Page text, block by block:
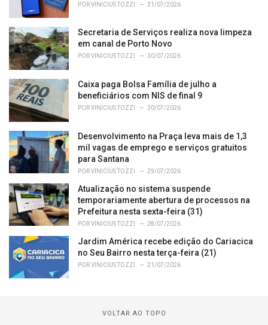
:
PORVINICIUS TOZZI 31/07/2026
Secretaria de Serviços realiza nova limpeza
em canal de Porto Novo
PORVINICIUS TOZZI 30/07/2026
Caixa paga Bolsa Família de julho a
beneficiários com NIS de final 9
PORVINICIUS TOZZI 30/07/2026
Desenvolvimento na Praça leva mais de 1,3
mil vagas de emprego e serviços gratuitos
para Santana
PORVINICIUS TOZZI 29/07/2026
Atualização no sistema suspende
temporariamente abertura de processos na
Prefeitura nesta sexta-feira (31)
PORVINICIUS TOZZI 28/07/2026
Jardim América recebe edição do Cariacica
no Seu Bairro nesta terça-feira (21)
PORVINICIUS TOZZI 21/07/2026
VOLTAR AO TOPO